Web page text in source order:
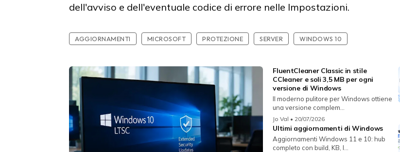
dell'avviso e dell'eventuale codice di errore nelle Impostazioni.
AGGIORNAMENTI MICROSOFT PROTEZIONE SERVER WINDOWS 10
FluentCleaner Classic in stile
CCleaner e soli 3,5 MB per ogni
versione di Windows
Il moderno pulitore per Windows ottiene
una versione complem...
Jo Val • 20/07/2026
Ultimi aggiornamenti di Windows
Aggiornamenti Windows 11 e 10: hub
completo con build, KB, l...